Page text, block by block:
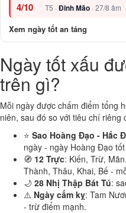
4/10 T5 ·Đinh Mão · 27/8 âm
Xem ngày tốt an táng
Ngày tốt xấu
trên gì?
Mỗi ngày được chấm điểm tổng
niên, sau đó so với tiêu chí riêng
⭐ Sao Hoàng Đạo - Hắc
ngày - ngày Hoàng Đạo
🧭 12 Trực: Kiến, Trừ,
Thành, Thâu, Khai, Bế -
🌙 28 Nhị Thập Bát Tú:
⚠️ Ngày cấm kỵ: Tam
- trừ điểm mạnh.